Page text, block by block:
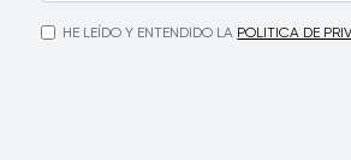
HE LEÍDO Y ENTENDIDO LA POLITICA DE